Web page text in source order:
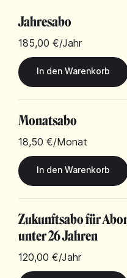
Jahresabo
185,00 €/Jahr
Monatsabo
18,50 €/Monat
Zukunftsabo für
unter 26 Jahren
120,00 €/Jahr